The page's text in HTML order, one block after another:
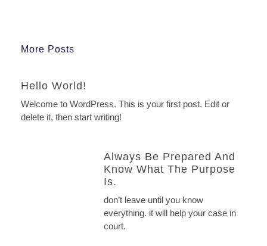
More Posts
Hello World!
Welcome to WordPress. This is your first post. Edit or
delete it, then start writing!
Always Be Prepared And
Know What The Purpose
Is.
don’t leave until you know
everything. it will help your case in
court.